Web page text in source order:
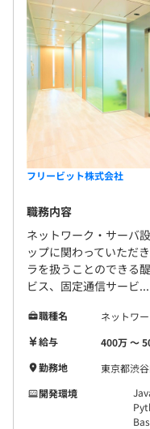
フリービット株式会社
職務内容
ネットワーク・サーバ
ップに関わっていただ
ラを扱うことのできる
ビス、固定通信サービ...
職種名
ネットワ
給与
400万 〜
勤務地
東京都渋
開発環境